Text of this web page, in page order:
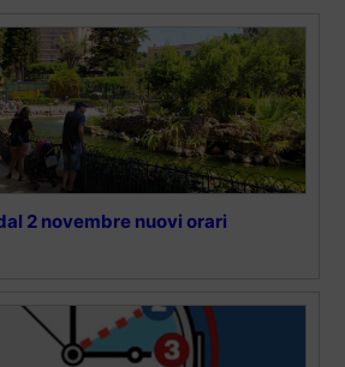
2 novembre nuovi orari